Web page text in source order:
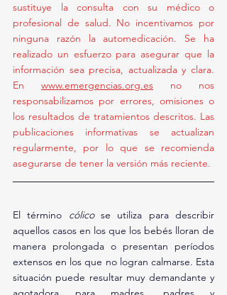
sustituye la consulta con su médico o
profesional de salud. No incentivamos por
ninguna razón la automedicación. Se ha
realizado un esfuerzo para asegurar que la
información sea precisa, actualizada y clara.
En www.emergencias.org.es no nos
responsabilizamos por errores, omisiones o
los resultados de tratamientos descritos. Las
publicaciones informativas se actualizan
regularmente, por lo que se recomienda
asegurarse de tener la versión más reciente.
El término cólico se utiliza para describir
aquellos casos en los que los bebés lloran de
manera prolongada o presentan períodos
extensos en los que no logran calmarse. Esta
situación puede resultar muy demandante y